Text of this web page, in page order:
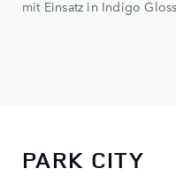
mit Einsatz in Indigo
PARK CITY